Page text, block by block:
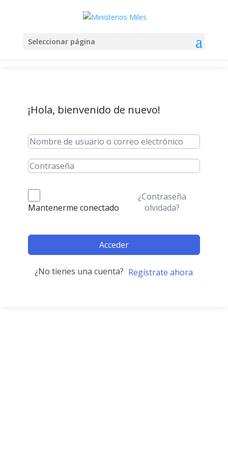
Seleccionar página
¡Hola, bienvenido de nuevo!
Mantenerme conectado
¿Contraseña
olvidada?
Acceder
¿No tienes una cuenta? Regístrate ahora